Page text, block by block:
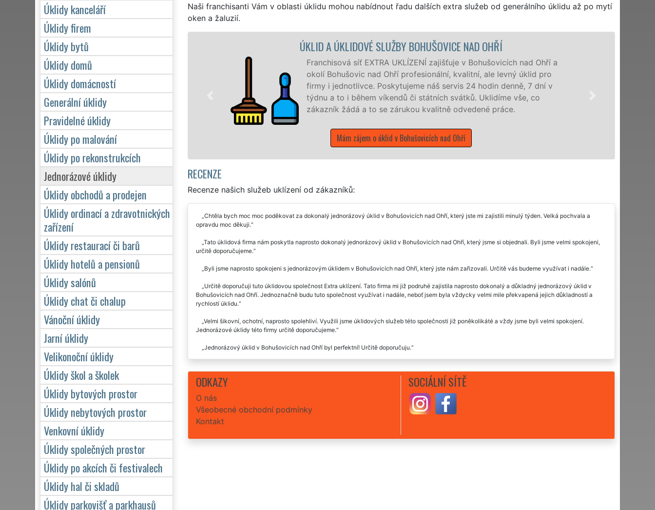
Naši franchisanti Vám v oblasti úklidu mohou nabídnout řadu dalších extra služeb od generálního úklidu až po mytí
oken a žaluzií.
ÚKLID A ÚKLIDOVÉ SLUŽBY BOHUŠOVICE NAD OHŘÍ
Franchisová síť EXTRA UKLÍZENÍ zajišťuje v Bohušovicích nad Ohří a
okolí Bohušovic nad Ohří profesionální, kvalitní, ale levný úklid pro
firmy i jednotlivce. Poskytujeme náš servis 24 hodin denně, 7 dní v
týdnu a to i během víkendů či státních svátků. Uklidíme vše, co
zákazník žádá a to se zárukou kvalitně odvedené práce.
Naše společnost EXTRA UKLÍZENÍ
veškeré profesionální úklidové
služby nabízíme pro všechny
domácnosti v celém Ústeckém
RECENZE
Recenze našich služeb uklízení od zákazníků:
Chtěla bych moc moc poděkovat za dokonalý jednorázový úklid v Bohušovicích nad Ohří, který jste mi zajistili minulý týden. Velká pochvala a
opravdu moc děkuji.
Tato úklidová firma nám poskytla naprosto dokonalý jednorázový úklid v Bohušovicích nad Ohří, který jsme si objednali. Byli jsme velmi spokojeni,
určitě doporučujeme.
Byli jsme naprosto spokojeni s jednorázovým úklidem v Bohušovicích nad Ohří, který jste nám zařizovali. Určitě vás budeme využívat i nadále.
Určitě doporučuji tuto úklidovou společnost Extra uklízení. Tato firma mi již podruhé zajistila naprosto dokonalý a důkladný jednorázový úklid v
Bohušovicích nad Ohří. Jednoznačně budu tuto společnost využívat i nadále, neboť jsem byla vždycky velmi mile překvapená jejich důkladností a
rychlostí úklidu.
Velmi šikovní, ochotní, naprosto spolehliví. Využili jsme úklidových služeb této společnosti již poněkolikáté a vždy jsme byli velmi spokojení.
Jednorázové úklidy této firmy určitě doporučujeme.
Jednorázový úklid v Bohušovicích nad Ohří byl perfektní! Určitě doporučuju.
ODKAZY
O nás
Všeobecné obchodní podmínky
Kontakt
SOCIÁLNÍ SÍTĚ
Úklidy kanceláří
Úklidy firem
Úklidy bytů
Úklidy domů
Úklidy domácností
Generální úklidy
Pravidelné úklidy
Úklidy po malování
Úklidy po rekonstrukcích
Jednorázové úklidy
Úklidy obchodů a prodejen
Úklidy ordinací a zdravotnických
zařízení
Úklidy restaurací či barů
Úklidy hotelů a pensionů
Úklidy salónů
Úklidy chat či chalup
Vánoční úklidy
Jarní úklidy
Velikonoční úklidy
Úklidy škol a školek
Úklidy bytových prostor
Úklidy nebytových prostor
Venkovní úklidy
Úklidy společných prostor
Úklidy po akcích či festivalech
Úklidy hal či skladů
Úklidy parkovišť a parkhausů